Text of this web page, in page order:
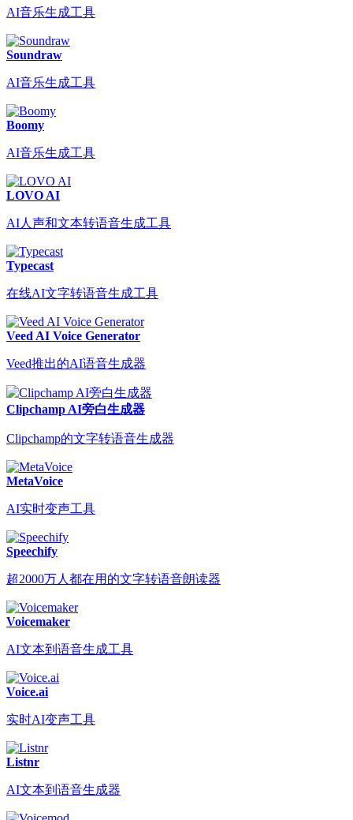
AI音乐生成工具
Soundraw
AI音乐生成工具
Boomy
AI音乐生成工具
LOVO AI
AI人声和文本转语音生成工具
Typecast
在线AI文字转语音生成工具
Veed AI Voice Generator
Veed推出的AI语音生成器
Clipchamp AI旁白生成器
Clipchamp的文字转语音生成器
MetaVoice
AI实时变声工具
Speechify
超2000万人都在用的文字转语音朗读器
Voicemaker
AI文本到语音生成工具
Voice.ai
实时AI变声工具
Listnr
AI文本到语音生成器